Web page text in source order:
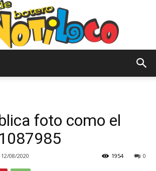
Notiloco
foto como el
12/08/2020 0
1954